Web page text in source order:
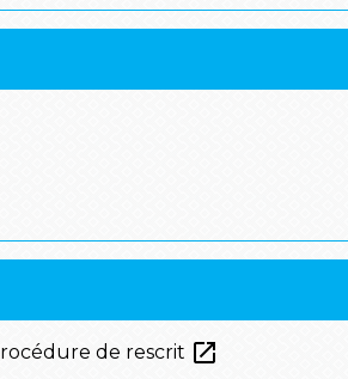
de rescrit open_in_new